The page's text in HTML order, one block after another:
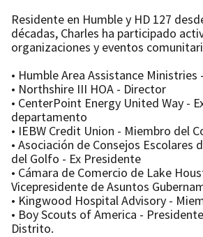
Residente en Humble y HD 127
décadas, Charles ha participado
organizaciones y eventos
• Humble Area Assistance
• Northshire III HOA - Director
• CenterPoint Energy United Way -
departamento
• IEBW Credit Union - Miembro del
• Asociación de Consejos Escolares
del Golfo - Ex Presidente
• Cámara de Comercio de Lake
Vicepresidente de Asuntos
• Kingwood Hospital Advisory -
• Boy Scouts of America -
Distrito.